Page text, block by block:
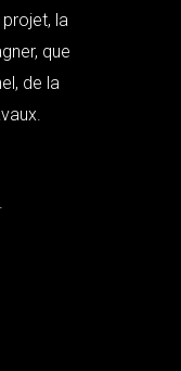
la
que
de la
.